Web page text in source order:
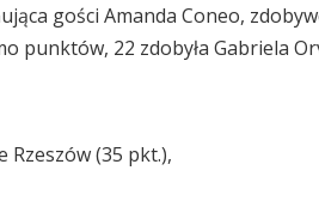
gości Amanda Coneo,
punktów, 22 zdobyła Gabriela
Rzeszów (35 pkt.),